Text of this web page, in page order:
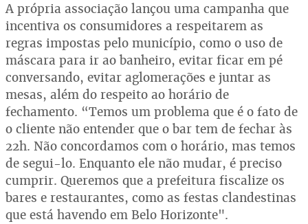
A própria associação lançou uma campanha que
incentiva os consumidores a respeitarem as
regras impostas pelo município, como o uso de
máscara para ir ao banheiro, evitar ficar em pé
conversando, evitar aglomerações e juntar as
mesas, além do respeito ao horário de
fechamento. “Temos um problema que é o fato de
o cliente não entender que o bar tem de fechar às
22h. Não concordamos com o horário, mas temos
de segui-lo. Enquanto ele não mudar, é preciso
cumprir. Queremos que a prefeitura fiscalize os
bares e restaurantes, como as festas clandestinas
que está havendo em Belo Horizonte".